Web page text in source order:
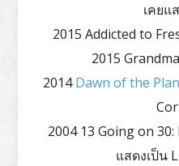
เคยแ
2015 Addicted to
2015
2014Dawn of the
2004 13 Going on
แสดงเป็น